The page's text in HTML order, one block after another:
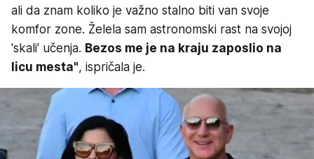
ali da znam koliko je važno stalno biti van svoje
komfor zone. Želela sam astronomski rast na svojoj
'skali' učenja. Bezos me je na kraju zaposlio na
licu mesta", ispričala je.